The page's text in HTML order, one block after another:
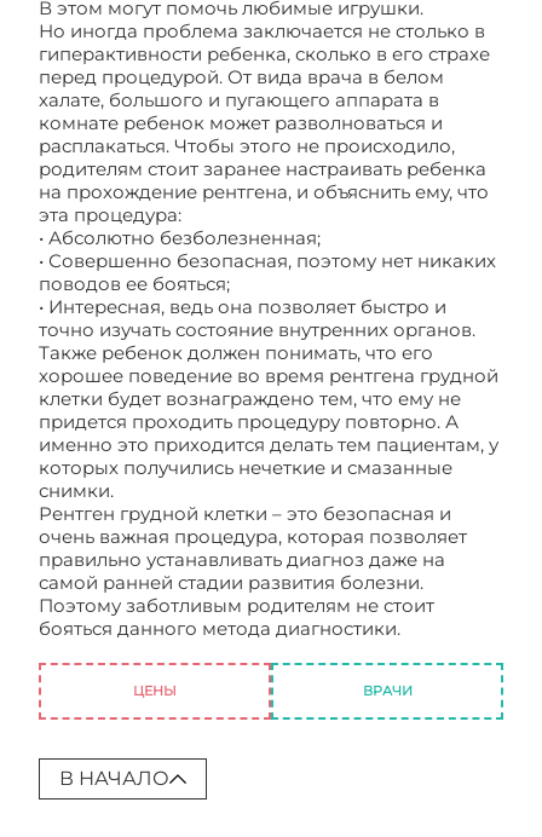
В этом могут помочь любимые игрушки.
Но иногда проблема заключается не столько в
гиперактивности ребенка, сколько в его страхе
перед процедурой. От вида врача в белом
халате, большого и пугающего аппарата в
комнате ребенок может разволноваться и
расплакаться. Чтобы этого не происходило,
родителям стоит заранее настраивать ребенка
на прохождение рентгена, и объяснить ему, что
эта процедура:
• Абсолютно безболезненная;
• Совершенно безопасная, поэтому нет никаких
поводов ее бояться;
• Интересная, ведь она позволяет быстро и
точно изучать состояние внутренних органов.
Также ребенок должен понимать, что его
хорошее поведение во время рентгена грудной
клетки будет вознаграждено тем, что ему не
придется проходить процедуру повторно. А
именно это приходится делать тем пациентам, у
которых получились нечеткие и смазанные
снимки.
Рентген грудной клетки – это безопасная и
очень важная процедура, которая позволяет
правильно устанавливать диагноз даже на
самой ранней стадии развития болезни.
Поэтому заботливым родителям не стоит
бояться данного метода диагностики.
ЦЕНЫ ВРАЧИ
В НАЧАЛО